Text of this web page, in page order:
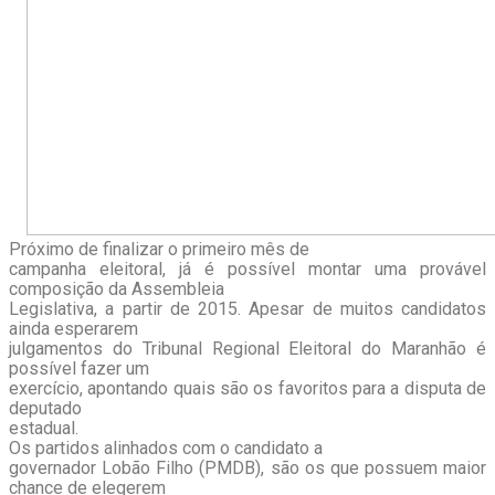
Próximo de finalizar o primeiro mês de
campanha eleitoral, já é possível montar uma provável
composição da Assembleia
Legislativa, a partir de 2015. Apesar de muitos candidatos
ainda esperarem
julgamentos do Tribunal Regional Eleitoral do Maranhão é
possível fazer um
exercício, apontando quais são os favoritos para a disputa de
deputado
estadual.
Os partidos alinhados com o candidato a
governador Lobão Filho (PMDB), são os que possuem maior
chance de elegerem